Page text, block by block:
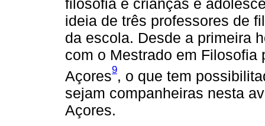
filosofia e crianças e
ideia de três professores de
da escola. Desde a primeira
com o Mestrado em
Açores9, o que tem
sejam companheiras nesta
Açores.